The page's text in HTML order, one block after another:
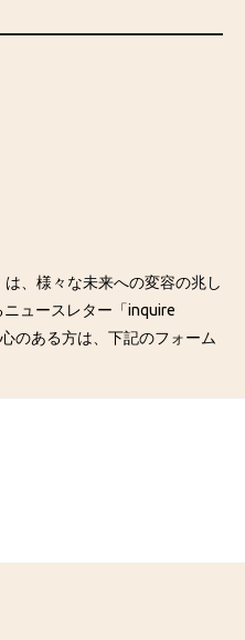
、様々な未来への変容の兆し
ュースレター「inquire
のある方は、下記のフォーム